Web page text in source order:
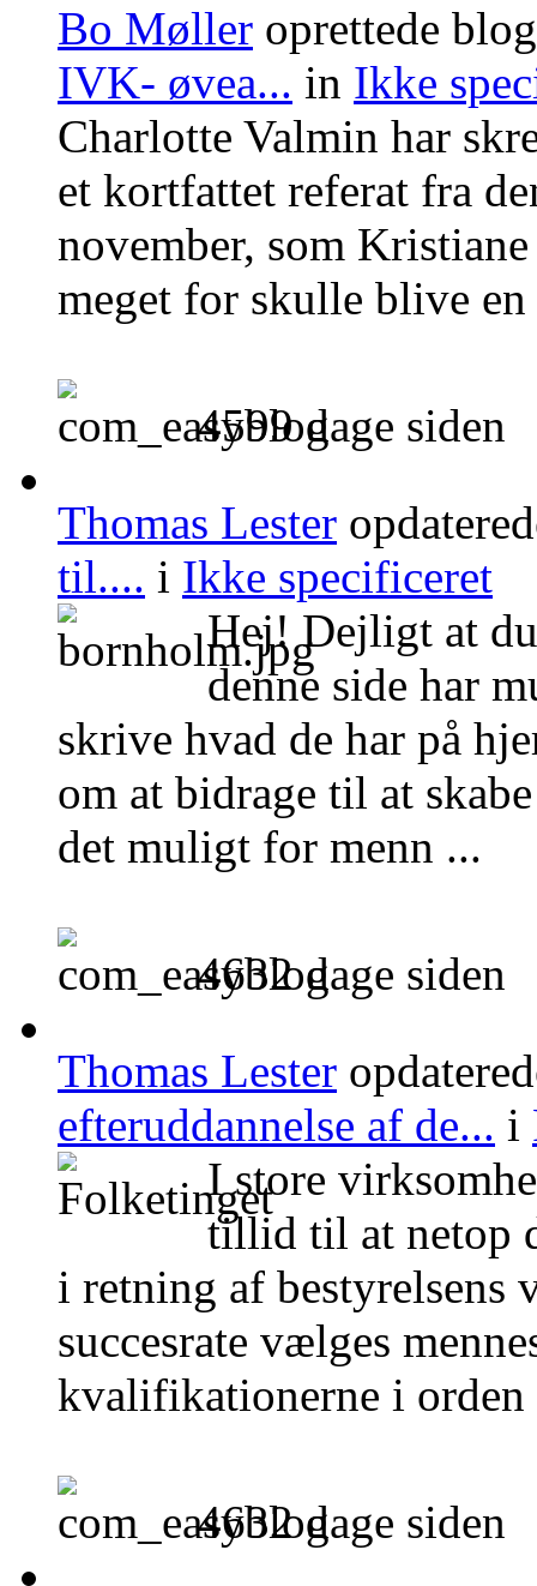
Bo Møller oprettede
IVK- øvea... in Ikke
Charlotte Valmin har
et kortfattet referat fra
november, som
meget for skulle blive
4599 dage siden
Thomas Lester
til.... i Ikke specificeret
Hej! Dejligt at
denne side har
skrive hvad de har på
om at bidrage til at
det muligt for menn ...
4632 dage siden
Thomas Lester
efteruddannelse af de... i
I store
tillid til at netop
i retning af bestyrelsens
succesrate vælges
kvalifikationerne i orden
4632 dage siden